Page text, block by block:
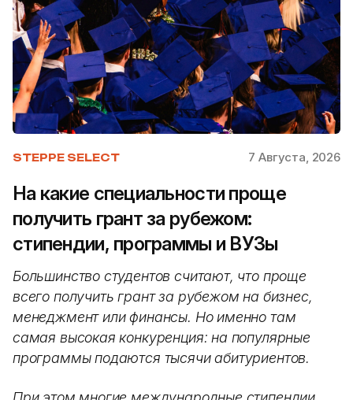
STEPPE SELECT 7 Августа, 2026
На какие специальности проще
получить грант за рубежом:
стипендии, программы и ВУЗы
Большинство студентов считают, что проще
всего получить грант за рубежом на бизнес,
менеджмент или финансы. Но именно там
самая высокая конкуренция: на популярные
программы подаются тысячи абитуриентов.